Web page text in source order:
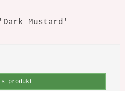
Mustard'
produkt